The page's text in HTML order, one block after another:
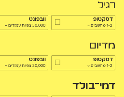
רגיל
דסקטופ
1-2 מחשבים
וובפונט
30,000 צפיות עמודים
מדיום
דסקטופ
1-2 מחשבים
וובפונט
30,000 צפיות עמודים
דמי־בולד